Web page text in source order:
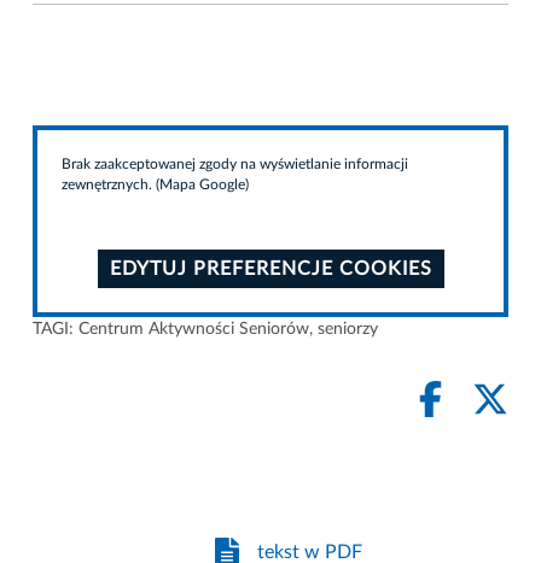
Brak zaakceptowanej zgody na wyświetlanie informacji
zewnętrznych. (Mapa Google)
EDYTUJ PREFERENCJE COOKIES
TAGI: Centrum Aktywności Seniorów, seniorzy
tekst w PDF